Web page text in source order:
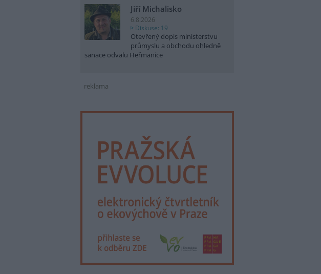
Jiří Michalisko
6.8.2026
Diskuse: 19
Otevřený dopis ministerstvu
průmyslu a obchodu ohledně
sanace odvalu Heřmanice
reklama